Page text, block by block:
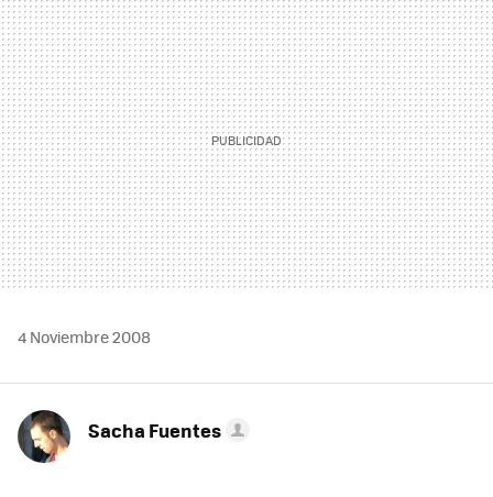
MAIL
4 Noviembre 2008
Sacha Fuentes